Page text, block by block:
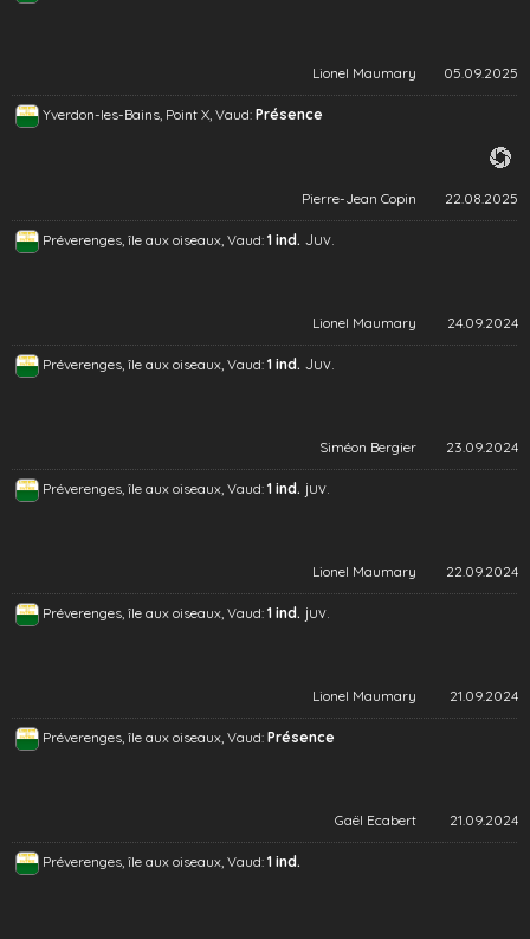
Lionel Maumary 05.09.2025
Yverdon-les-Bains, Point X, Vaud: Présence
Pierre-Jean Copin 22.08.2025
Préverenges, île aux oiseaux, Vaud: 1 ind. Juv.
Lionel Maumary 24.09.2024
Préverenges, île aux oiseaux, Vaud: 1 ind. Juv.
Siméon Bergier 23.09.2024
Préverenges, île aux oiseaux, Vaud: 1 ind. juv.
Lionel Maumary 22.09.2024
Préverenges, île aux oiseaux, Vaud: 1 ind. juv.
Lionel Maumary 21.09.2024
Préverenges, île aux oiseaux, Vaud: Présence
Gaël Ecabert 21.09.2024
Préverenges, île aux oiseaux, Vaud: 1 ind.